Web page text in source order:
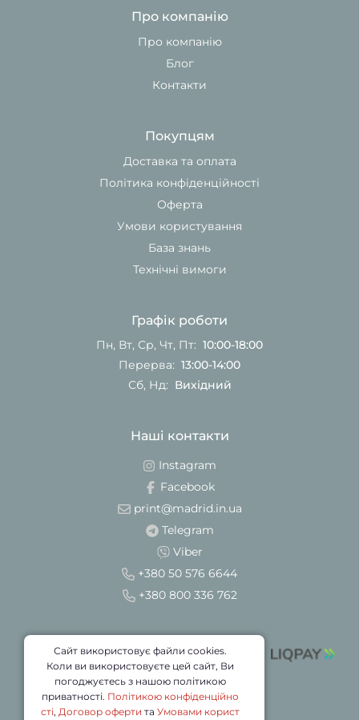
Про компанію
Про компанію
Блог
Контакти
Покупцям
Доставка та оплата
Політика конфіденційності
Оферта
Умови користування
База знань
Технічні вимоги
Графік роботи
Пн, Вт, Ср, Чт, Пт: 10:00-18:00
Перерва: 13:00-14:00
Сб, Нд: Вихідний
Наші контакти
Instagram
Facebook
print@madrid.in.ua
Telegram
Viber
+380 50 576 6644
+380 800 336 762
Сайт використовує файли cookies.
Коли ви використовуєте цей сайт, Ви
погоджуєтесь з нашою політикою
приватності. Політикою конфіденційно
сті, Договор оферти та Умовами корист